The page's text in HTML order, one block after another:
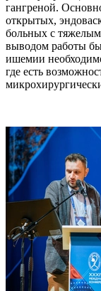
гангреной.
открытых,
больных с
выводом работы
ишемии
где есть